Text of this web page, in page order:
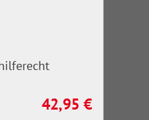
Regulärer Preis:
42,95 €